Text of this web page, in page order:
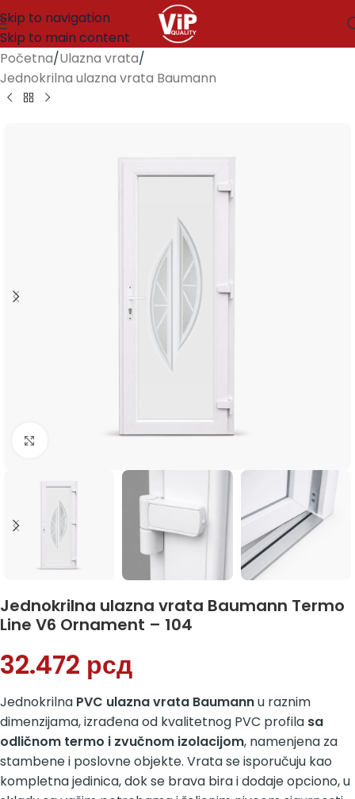
Skip to navigation
Skip to main content
Početna/Ulazna vrata/
Jednokrilna ulazna vrata Baumann
Klikni da uvećaš
Jednokrilna ulazna vrata Baumann Termo
Line V6 Ornament – 104
32.472 рсд
Jednokrilna PVC ulazna vrata Baumannu raznim
dimenzijama, izrađena od kvalitetnog PVC profila sa
odličnom termo i zvučnom izolacijom, namenjena za
stambene i poslovne objekte. Vrata se isporučuju kao
kompletna jedinica, dok se brava bira i dodaje opciono, u